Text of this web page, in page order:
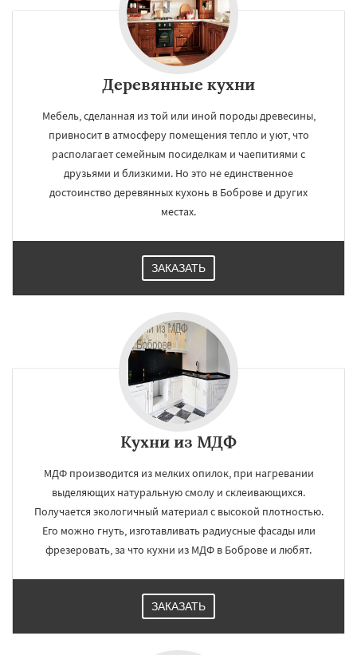
Деревянные кухни
Мебель, сделанная из той или иной породы древесины,
привносит в атмосферу помещения тепло и уют, что
располагает семейным посиделкам и чаепитиями с
друзьями и близкими. Но это не единственное
достоинство деревянных кухонь в Боброве и других
местах.
ЗАКАЗАТЬ
Кухни из МДФ
МДФ производится из мелких опилок, при нагревании
выделяющих натуральную смолу и склеивающихся.
Получается экологичный материал с высокой плотностью.
Его можно гнуть, изготавливать радиусные фасады или
фрезеровать, за что кухни из МДФ в Боброве и любят.
ЗАКАЗАТЬ